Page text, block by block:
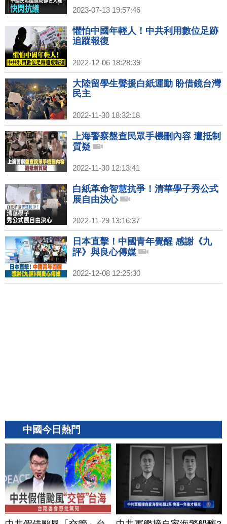
2023-07-13 19:57:46
懼怕中國年輕人！中共利用數位足跡
追蹤報復
2022-12-06 18:28:39
大陸留學生聲援白紙運動 盼借鏡台灣
民主
2022-11-30 18:32:18
上海警察盤查民眾手機刪內容 遭抵制
質疑
2022-11-30 12:13:41
白紙革命智慧抗爭！清華學子秀公式
展自由決心
2022-11-29 13:16:37
日本直擊！中國青年覺醒 感謝《九
評》與良心傳媒
2022-12-08 12:25:30
中國今日熱門